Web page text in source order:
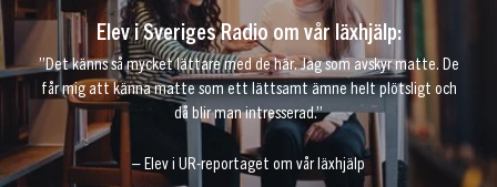
Elev i Sveriges Radio om vår läxhjälp:
”Det känns så mycket lättare med de här. Jag som avskyr matte. De
får mig att känna matte som ett lättsamt ämne helt plötsligt och
då blir man intresserad.”
– Elev i UR-reportaget om vår läxhjälp